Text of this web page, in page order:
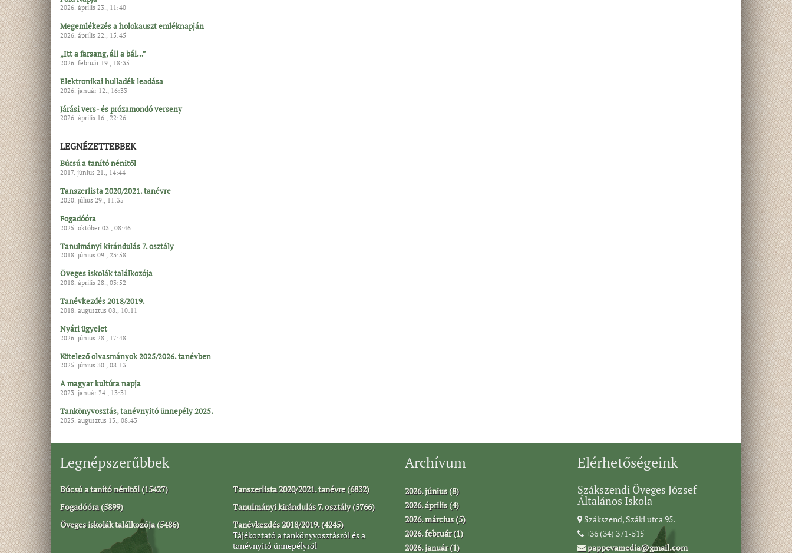
2026. április 23., 11:40
Megemlékezés a holokauszt emléknapján
2026. április 22., 15:45
„Itt a farsang, áll a bál…”
2026. február 19., 18:35
Elektronikai hulladék leadása
2026. január 12., 16:33
Járási vers- és prózamondó verseny
2026. április 16., 22:26
LEGNÉZETTEBBEK
Búcsú a tanító nénitől
2017. június 21., 14:44
Tanszerlista 2020/2021. tanévre
2020. július 29., 11:35
Fogadóóra
2025. október 03., 08:46
Tanulmányi kirándulás 7. osztály
2018. június 09., 23:58
Öveges iskolák találkozója
2018. április 28., 03:52
Tanévkezdés 2018/2019.
2018. augusztus 08., 10:11
Nyári ügyelet
2026. június 28., 17:48
Kötelező olvasmányok 2025/2026. tanévben
2025. június 30., 08:13
A magyar kultúra napja
2023. január 24., 13:31
Tankönyvosztás, tanévnyitó ünnepély 2025.
2025. augusztus 13., 08:43
Legnépszerűbbek
Búcsú a tanító nénitől (15427)
Fogadóóra (5899)
Öveges iskolák találkozója (5486)
Tanszerlista 2020/2021. tanévre (6832)
Tanulmányi kirándulás 7. osztály (5766)
Tanévkezdés 2018/2019. (4245)
Tájékoztató a tankönyvosztásról és a
tanévnyitó ünnepélyről
Archívum
2026. június (8)
2026. április (4)
2026. március (5)
2026. február (1)
2026. január (1)
Elérhetőségeink
Szákszendi Öveges József
Általános Iskola
Szákszend, Száki utca 95.
+36 (34) 371-515
pappevamedia@gmail.com